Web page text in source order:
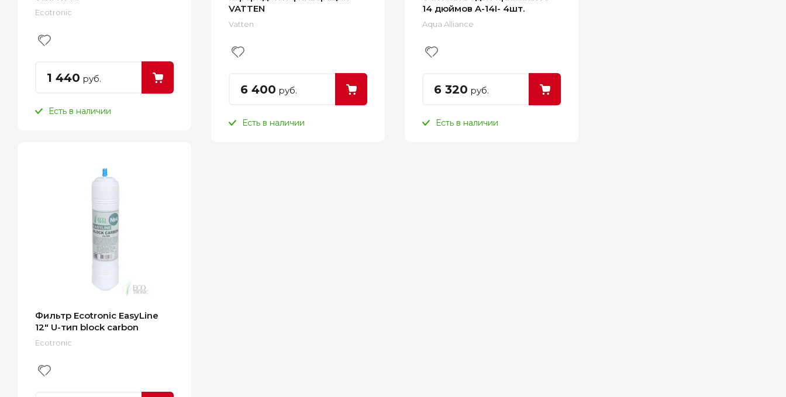
Ecotronic
1 440 руб.
Есть в наличии
VATTEN
Vatten
6 400 руб.
Есть в наличии
14 дюймов A-14I- 4шт.
Aqua Alliance
6 320 руб.
Есть в наличии
Фильтр Ecotronic EasyLine
12" U-тип block carbon
Ecotronic